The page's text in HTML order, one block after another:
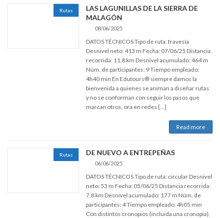
Rutas
LAS LAGUNILLAS DE LA SIERRA DE
MALAGÓN
08/06/2025
DATOS TÉCNICOS Tipo de ruta: travesía
Desnivel neto: 413 m Fecha: 07/06/25 Distancia
recorrida: 11,8 km Desnivel acumulado: 464 m
Núm. de participantes: 9 Tiempo empleado:
4h40 min En Edutours® siempre damos la
bienvenida a quienes se animan a diseñar rutas
y no se conforman con seguir los pasos que
marcan otros, ora en redes […]
Read more
Rutas DE NUEVO A ENTREPEÑAS
06/06/2025
DATOS TÉCNICOS Tipo de ruta: circular Desnivel
neto: 53 m Fecha: 05/06/25 Distancia recorrida:
7,8 km Desnivel acumulado: 177 m Núm. de
participantes: 4 Tiempo empleado: 4h05 min
Con distintos cronopios (incluida una cronopia),